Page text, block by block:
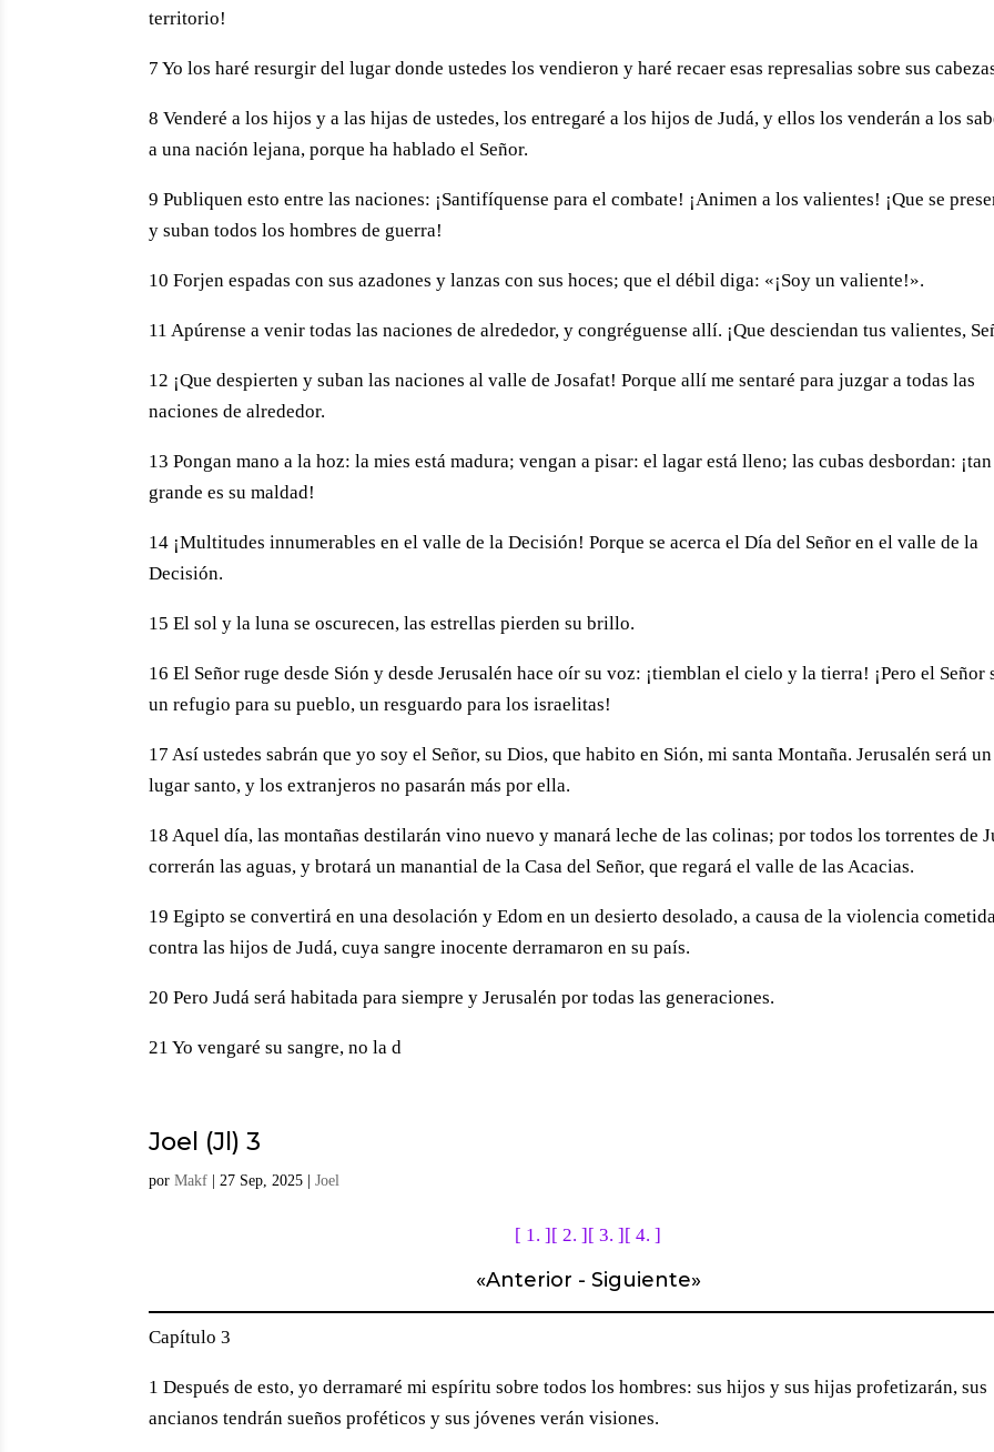
territorio!
7 Yo los haré resurgir del lugar donde ustedes los vendieron y haré recaer esas represalias sobre sus
8 Venderé a los hijos y a las hijas de ustedes, los entregaré a los hijos de Judá, y ellos los venderán a los
a una nación lejana, porque ha hablado el Señor.
9 Publiquen esto entre las naciones: ¡Santifíquense para el combate! ¡Animen a los valientes! ¡Que se
y suban todos los hombres de guerra!
10 Forjen espadas con sus azadones y lanzas con sus hoces; que el débil diga: «¡Soy un valiente!».
11 Apúrense a venir todas las naciones de alrededor, y congréguense allí. ¡Que desciendan tus valientes,
12 ¡Que despierten y suban las naciones al valle de Josafat! Porque allí me sentaré para juzgar a todas las
naciones de alrededor.
13 Pongan mano a la hoz: la mies está madura; vengan a pisar: el lagar está lleno; las cubas desbordan: ¡tan
grande es su maldad!
14 ¡Multitudes innumerables en el valle de la Decisión! Porque se acerca el Día del Señor en el valle de la
Decisión.
15 El sol y la luna se oscurecen, las estrellas pierden su brillo.
16 El Señor ruge desde Sión y desde Jerusalén hace oír su voz: ¡tiemblan el cielo y la tierra! ¡Pero el Señor
un refugio para su pueblo, un resguardo para los israelitas!
17 Así ustedes sabrán que yo soy el Señor, su Dios, que habito en Sión, mi santa Montaña. Jerusalén será un
lugar santo, y los extranjeros no pasarán más por ella.
18 Aquel día, las montañas destilarán vino nuevo y manará leche de las colinas; por todos los torrentes de
correrán las aguas, y brotará un manantial de la Casa del Señor, que regará el valle de las Acacias.
19 Egipto se convertirá en una desolación y Edom en un desierto desolado, a causa de la violencia
contra las hijos de Judá, cuya sangre inocente derramaron en su país.
20 Pero Judá será habitada para siempre y Jerusalén por todas las generaciones.
21 Yo vengaré su sangre, no la d
Joel (Jl) 3
porMakf |27 Sep, 2025 |Joel
[ 1. ] [ 2. ] [ 3. ] [ 4. ]
«Anterior - Siguiente»
Capítulo 3
1 Después de esto, yo derramaré mi espíritu sobre todos los hombres: sus hijos y sus hijas profetizarán, sus
ancianos tendrán sueños proféticos y sus jóvenes verán visiones.